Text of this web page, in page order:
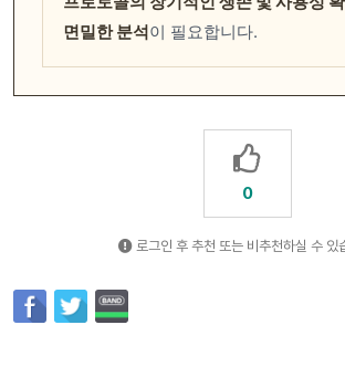
면밀한 분석이 필요합니다.
0
로그인 후 추천 또는 비추천하실 수 있